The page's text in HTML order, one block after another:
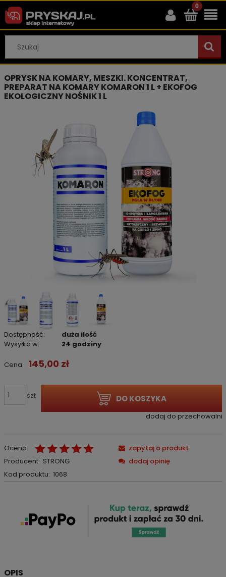
OPRYSK NA KOMARY, MESZKI. KONCENTRAT,
PREPARAT NA KOMARY KOMARON 1 L + EKOFOG
EKOLOGICZNY NOŚNIK 1 L
Dostępność:
duża ilość
Wysyłka w:
24 godziny
Cena: 145,00 zł
szt DO KOSZYKA
dodaj do przechowalni
Ocena:
Producent: STRONG
Kod produktu: 1068
zapytaj o produkt
dodaj opinię
OPIS